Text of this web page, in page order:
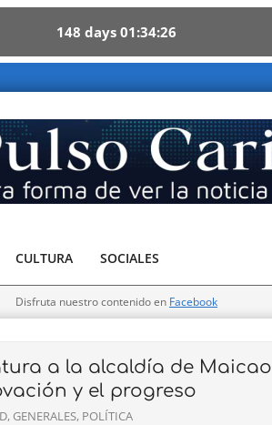
148 days 01 34 24
CULTURA SOCIALES
Disfruta nuestro contenido en Facebook
a la alcaldía de Maicao
y el progreso
, GENERALES, POLÍTICA